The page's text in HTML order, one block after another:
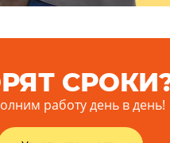
работу день в день!